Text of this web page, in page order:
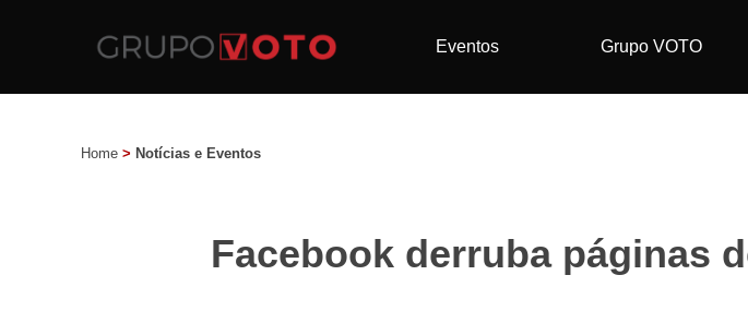
Eventos Grupo VOTO
Home > Notícias e Eventos
Facebook derruba páginas